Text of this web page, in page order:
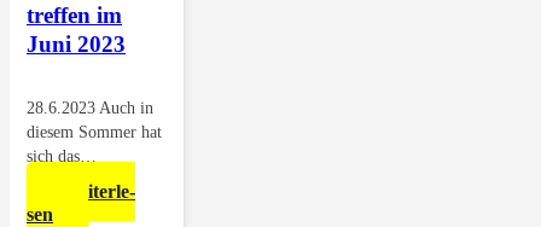
tref­fen im
Juni 2023
28.6.2023 Auch in
die­sem Som­mer hat
sich das…
Wei­ter­le­
sen